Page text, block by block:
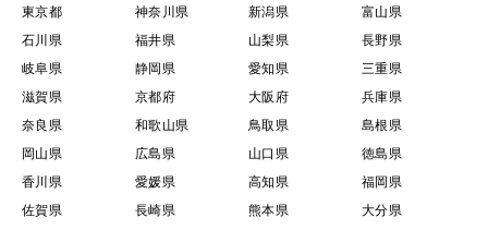
東京都
神奈川県 新潟県
富山県
石川県
福井県 山梨県
長野県
岐阜県
静岡県 愛知県
三重県
滋賀県
京都府 大阪府
兵庫県
奈良県
和歌山県 鳥取県
島根県
岡山県
広島県 山口県
徳島県
香川県
愛媛県 高知県
福岡県
佐賀県
長崎県 熊本県
大分県